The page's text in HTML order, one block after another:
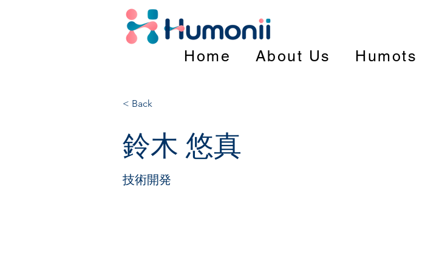
Home About Us Humots
< Back
鈴木 悠真
技術開発